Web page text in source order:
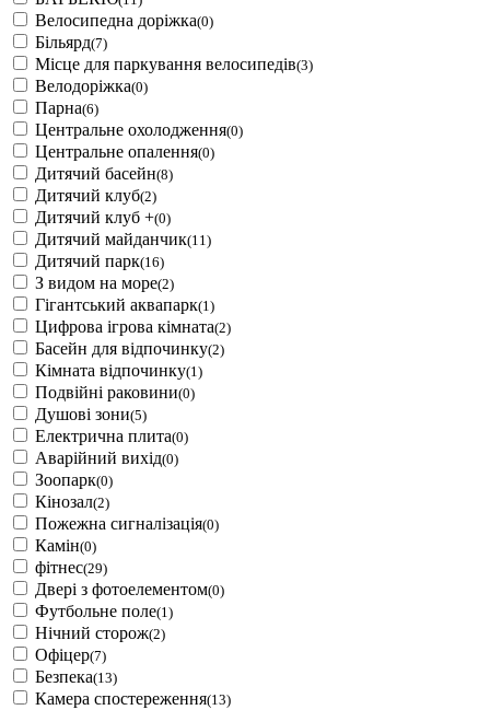
Велосипедна доріжка(0)
Більярд(7)
Місце для паркування велосипедів(3)
Велодоріжка(0)
Парна(6)
Центральне охолодження(0)
Центральне опалення(0)
Дитячий басейн(8)
Дитячий клуб(2)
Дитячий клуб +(0)
Дитячий майданчик(11)
Дитячий парк(16)
З видом на море(2)
Гігантський аквапарк(1)
Цифрова ігрова кімната(2)
Басейн для відпочинку(2)
Кімната відпочинку(1)
Подвійні раковини(0)
Душові зони(5)
Електрична плита(0)
Аварійний вихід(0)
Зоопарк(0)
Кінозал(2)
Пожежна сигналізація(0)
Камін(0)
фітнес(29)
Двері з фотоелементом(0)
Футбольне поле(1)
Нічний сторож(2)
Офіцер(7)
Безпека(13)
Камера спостереження(13)